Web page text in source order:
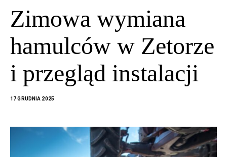
Zimowa wymiana
hamulców w Zetorze
i przegląd instalacji
17 GRUDNIA 2025